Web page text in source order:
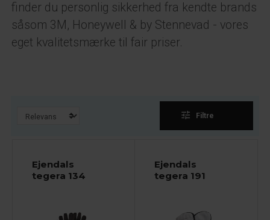
finder du personlig sikkerhed fra kendte brands
såsom 3M, Honeywell & by Stennevad - vores
eget kvalitetsmærke til fair priser.
tune Filtre
Ejendals
tegera 134
Ejendals
tegera 191